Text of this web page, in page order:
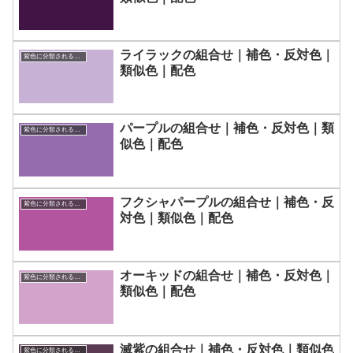
紫色に分類される色一覧
ライラックの組合せ｜補色・反対色｜
類似色｜配色
紫色に分類される色一覧
パープルの組合せ｜補色・反対色｜類
似色｜配色
フクシャパープルの組合せ｜補色・反
対色｜類似色｜配色
紫色に分類される色一覧
オーキッドの組合せ｜補色・反対色｜
類似色｜配色
紫色に分類される色一覧 滅紫の組合せ｜補色・反対色｜類似色